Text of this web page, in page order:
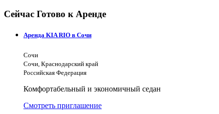
Сейчас Готово к Аренде
Аренда KIA RIO в Сочи
Сочи
Сочи, Краснодарский край
Российская Федерация
Комфортабельный и экономичный седан
Смотреть приглашение